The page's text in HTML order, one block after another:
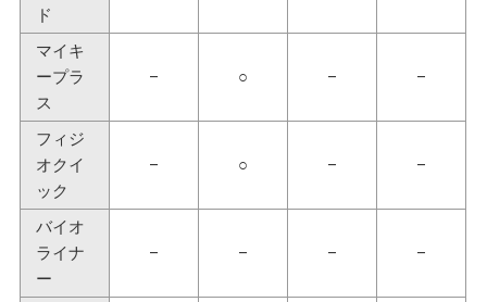
ド
マイキ
ープラ
ス
– ○ – –
フィジ
オクイ
ック
– ○ – –
バイオ
ライナ
ー
– – – –